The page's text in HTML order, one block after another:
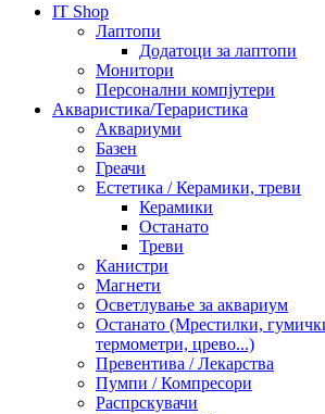
IT Shop
Лаптопи
Додатоци за лаптопи
Монитори
Персонални компјутери
Акваристика/Тераристика
Аквариуми
Базен
Греачи
Естетика / Керамики, треви
Керамики
Останато
Треви
Канистри
Магнети
Осветлување за аквариум
Останато (Мрестилки,
термометри, црево...)
Превентива / Лекарства
Пумпи / Компресори
Распрскувачи